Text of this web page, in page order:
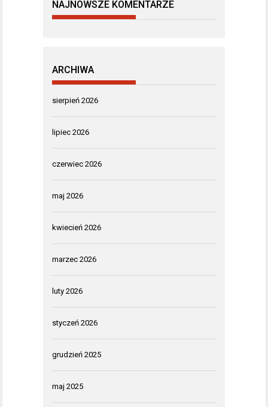
NAJNOWSZE KOMENTARZE
ARCHIWA
sierpień 2026
lipiec 2026
czerwiec 2026
maj 2026
kwiecień 2026
marzec 2026
luty 2026
styczeń 2026
grudzień 2025
maj 2025